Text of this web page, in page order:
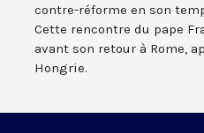
contre-réforme en son
Cette rencontre du pape
avant son retour à Rome,
Hongrie.